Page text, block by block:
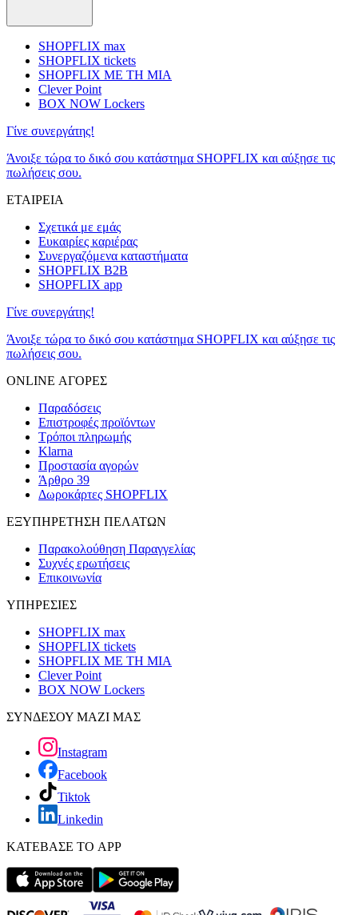
SHOPFLIX max
SHOPFLIX tickets
SHOPFLIX ΜΕ ΤΗ ΜΙΑ
Clever Point
BOX NOW Lockers
Γίνε συνεργάτης!
Άνοιξε τώρα το δικό σου κατάστημα SHOPFLIX και αύξησε τις
πωλήσεις σου.
ΕΤΑΙΡΕΙΑ
Σχετικά με εμάς
Ευκαιρίες καριέρας
Συνεργαζόμενα καταστήματα
SHOPFLIX B2B
SHOPFLIX app
Γίνε συνεργάτης!
Άνοιξε τώρα το δικό σου κατάστημα SHOPFLIX και αύξησε τις
πωλήσεις σου.
ONLINE ΑΓΟΡΕΣ
Παραδόσεις
Επιστροφές προϊόντων
Τρόποι πληρωμής
Klarna
Προστασία αγορών
Άρθρο 39
Δωροκάρτες SHOPFLIX
ΕΞΥΠΗΡΕΤΗΣΗ ΠΕΛΑΤΩΝ
Παρακολούθηση Παραγγελίας
Συχνές ερωτήσεις
Επικοινωνία
ΥΠΗΡΕΣΙΕΣ
SHOPFLIX max
SHOPFLIX tickets
SHOPFLIX ΜΕ ΤΗ ΜΙΑ
Clever Point
BOX NOW Lockers
ΣΥΝΔΕΣΟΥ ΜΑΖΙ ΜΑΣ
Instagram
Facebook
Tiktok
Linkedin
ΚΑΤΕΒΑΣΕ ΤΟ APP